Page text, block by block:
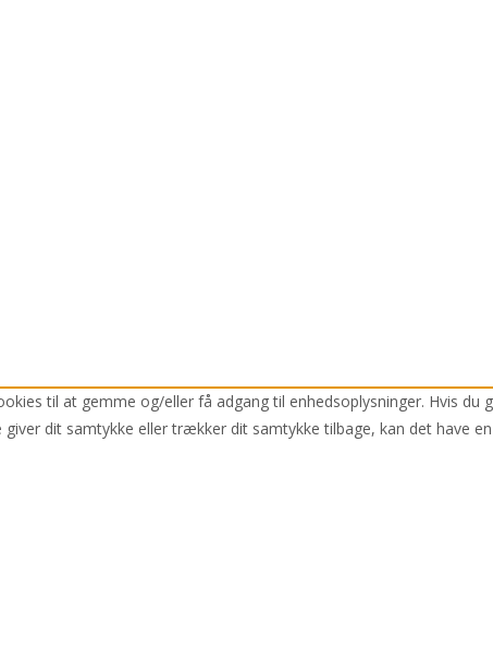
til at gemme og/eller få adgang til enhedsoplysninger. Hvis
dit samtykke eller trækker dit samtykke tilbage, kan det have